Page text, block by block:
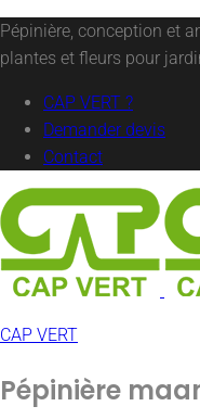
Pépinière, conception et
plantes et fleurs pour
CAP VERT ?
Demander devis
Contact
CAP VERT
Pépinière